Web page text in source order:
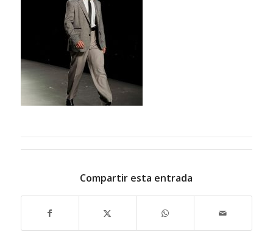
Compartir esta entrada